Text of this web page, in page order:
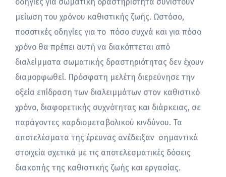
μείωση του χρόνου καθιστικής ζωής. Ωστόσο,
ποσοτικές οδηγίες για το πόσο συχνά και για πόσο
χρόνο θα πρέπει αυτή να διακόπτεται από
διαλείμματα σωματικής δραστηριότητας δεν έχουν
διαμορφωθεί. Πρόσφατη μελέτη διερεύνησε την
οξεία επίδραση των διαλειμμάτων στον καθιστικό
χρόνο, διαφορετικής συχνότητας και διάρκειας, σε
παράγοντες καρδιομεταβολικού κινδύνου. Τα
αποτελέσματα της έρευνας ανέδειξαν σημαντικά
στοιχεία σχετικά με τις αποτελεσματικές δόσεις
διακοπής της καθιστικής ζωής και εργασίας.